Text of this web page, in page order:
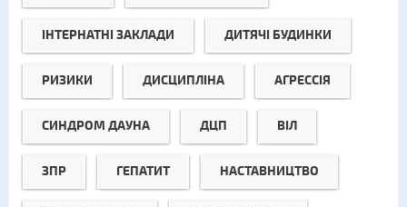
ІНТЕРНАТНІ ЗАКЛАДИ ДИТЯЧІ БУДИНКИ
РИЗИКИ ДИСЦИПЛІНА АГРЕССІЯ
СИНДРОМ ДАУНА ДЦП ВІЛ
ЗПР ГЕПАТИТ НАСТАВНИЦТВО